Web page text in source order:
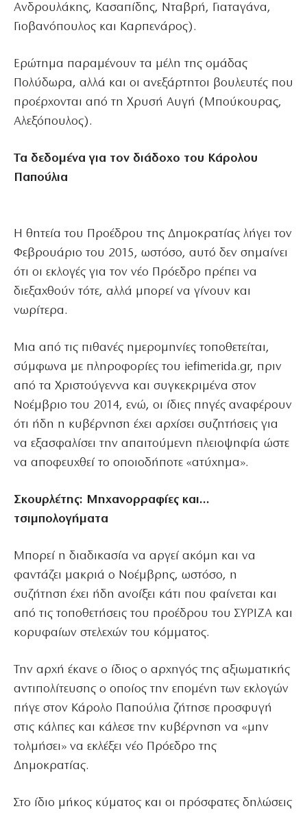
Ανδρουλάκης, Κασαπίδης, Νταβρή, Γιαταγάνα,
Γιοβανόπουλος και Καρπενάρος).
Ερώτημα παραμένουν τα μέλη της ομάδας
Πολύδωρα, αλλά και οι ανεξάρτητοι βουλευτές που
προέρχονται από τη Χρυσή Αυγή (Μπούκουρας,
Αλεξόπουλος).
Τα δεδομένα για τον διάδοχο του Κάρολου
Παπούλια
Η θητεία του Προέδρου της Δημοκρατίας λήγει τον
Φεβρουάριο του 2015, ωστόσο, αυτό δεν σημαίνει
ότι οι εκλογές για τον νέο Πρόεδρο πρέπει να
διεξαχθούν τότε, αλλά μπορεί να γίνουν και
νωρίτερα.
Μια από τις πιθανές ημερομηνίες τοποθετείται,
σύμφωνα με πληροφορίες του iefimerida.gr, πριν
από τα Χριστούγεννα και συγκεκριμένα στον
Νοέμβριο του 2014, ενώ, οι ίδιες πηγές αναφέρουν
ότι ήδη η κυβέρνηση έχει αρχίσει συζητήσεις για
να εξασφαλίσει την απαιτούμενη πλειοψηφία ώστε
να αποφευχθεί το οποιοδήποτε «ατύχημα».
Σκουρλέτης: Μηχανορραφίες και…
τσιμπολογήματα
Μπορεί η διαδικασία να αργεί ακόμη και να
φαντάζει μακριά ο Νοέμβρης, ωστόσο, η
συζήτηση έχει ήδη ανοίξει κάτι που φαίνεται και
από τις τοποθετήσεις του προέδρου του ΣΥΡΙΖΑ και
κορυφαίων στελεχών του κόμματος.
Την αρχή έκανε ο ίδιος ο αρχηγός της αξιωματικής
αντιπολίτευσης ο οποίος την επομένη των εκλογών
πήγε στον Κάρολο Παπούλια ζήτησε προσφυγή
στις κάλπες και κάλεσε την κυβέρνηση να «μην
τολμήσει» να εκλέξει νέο Πρόεδρο της
Δημοκρατίας.
Στο ίδιο μήκος κύματος και οι πρόσφατες δηλώσεις